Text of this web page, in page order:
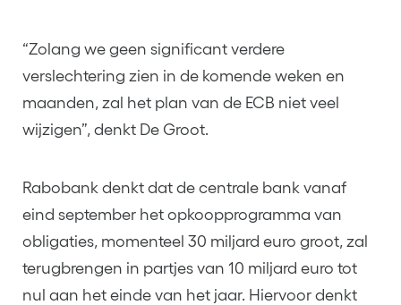
“Zolang we geen significant verdere
verslechtering zien in de komende weken en
maanden, zal het plan van de ECB niet veel
wijzigen”, denkt De Groot.
Rabobank denkt dat de centrale bank vanaf
eind september het opkoopprogramma van
obligaties, momenteel 30 miljard euro groot, zal
terugbrengen in partjes van 10 miljard euro tot
nul aan het einde van het jaar. Hiervoor denkt